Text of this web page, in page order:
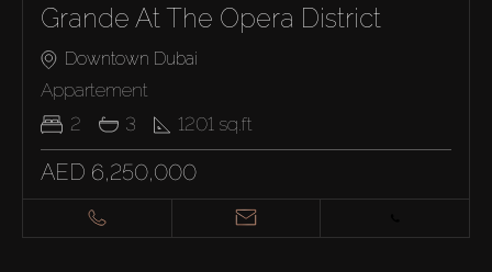
Grande At The Opera District
Downtown Dubai
Appartement
2
3 1201 sq.ft
AED 6,250,000